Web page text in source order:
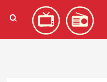
الإنجليزية)